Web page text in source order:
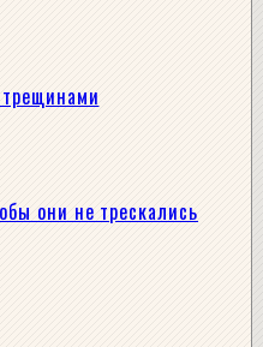
они не трескались